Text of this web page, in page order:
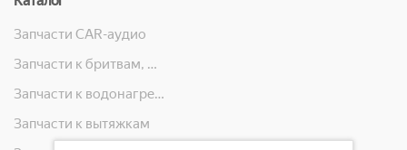
Запчасти CAR-аудио
Запчасти к бритвам, машинкам для стрижки, фенам, эпиляторам, зубным щёткам
Запчасти к водонагревателям
Запчасти к вытяжкам